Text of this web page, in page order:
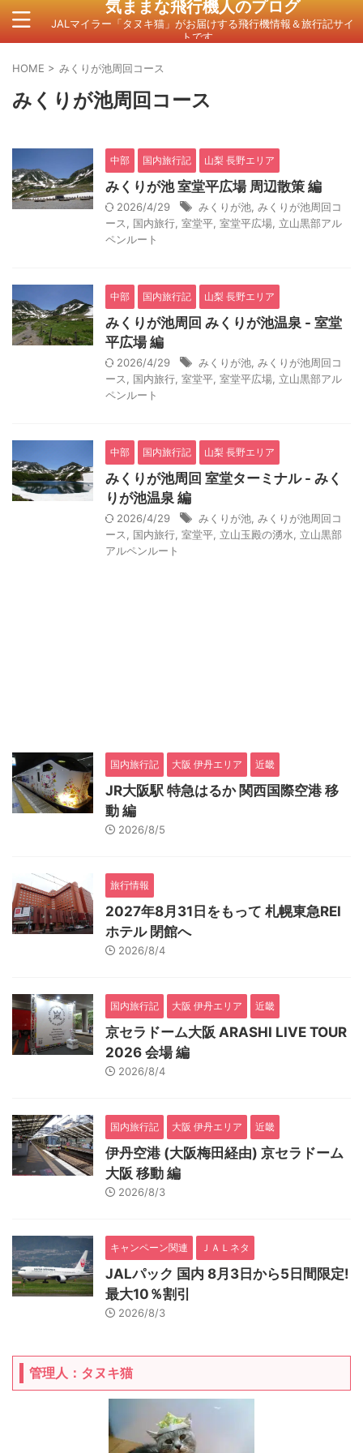
気ままな飛行機人のプログ
JALマイラー「タヌキ猫」がお届けする飛行機情報＆旅行記サイ
トです。
HOME > みくりが池周回コース
みくりが池周回コース
中部 国内旅行記 山梨 長野エリア
みくりが池 室堂平広場 周辺散策 編
2026/4/29 みくりが池 みくりが池周回コ
ース
国内旅行 室堂平 室堂平広場 立山黒部アル
ペンルート
中部 国内旅行記 山梨 長野エリア
みくりが池周回 みくりが池温泉 - 室堂
平広場 編
2026/4/29 みくりが池 みくりが池周回コ
ース
国内旅行 室堂平 室堂平広場 立山黒部アル
ペンルート
中部 国内旅行記 山梨 長野エリア
みくりが池周回 室堂ターミナル - みく
りが池温泉 編
2026/4/29 みくりが池 みくりが池周回コ
ース
国内旅行 室堂平 立山玉殿の湧水
立山黒部
アルペンルート
国内旅行記 大阪 伊丹エリア 近畿
JR大阪駅 特急はるか 関西国際空港 移
動 編
2026/8/5
旅行情報
2027年8月31日をもって 札幌東急REI
ホテル 閉館へ
2026/8/4
国内旅行記 大阪 伊丹エリア 近畿
京セラドーム大阪 ARASHI LIVE TOUR
2026 会場 編
2026/8/4
国内旅行記 大阪 伊丹エリア 近畿
伊丹空港 (大阪梅田経由) 京セラドーム
大阪 移動 編
2026/8/3
キャンペーン関連 ＪＡＬネタ
JALパック 国内 8月3日から5日間限定!
最大10％割引
2026/8/3
管理人：タヌキ猫